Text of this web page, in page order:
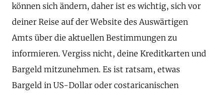
können sich ändern, daher ist es wichtig, sich vor
deiner Reise auf der Website des Auswärtigen
Amts über die aktuellen Bestimmungen zu
informieren. Vergiss nicht, deine Kreditkarten und
Bargeld mitzunehmen. Es ist ratsam, etwas
Bargeld in US-Dollar oder costaricanischen